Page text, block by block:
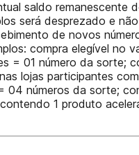
saldo remanescente
será desprezado e
de novos
compra elegível no
= 01 número da sorte;
lojas participantes
04 números da sorte;
1 produto